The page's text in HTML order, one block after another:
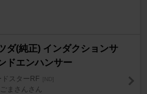
ダ(純正) インダクションサ
ドエンハンサー
ドスターRF [ND]
まさんさん